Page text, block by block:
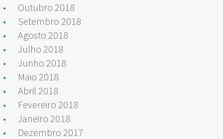
Outubro 2018
Setembro 2018
Agosto 2018
Julho 2018
Junho 2018
Maio 2018
Abril 2018
Fevereiro 2018
Janeiro 2018
Dezembro 2017